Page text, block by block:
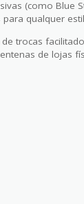
(como Blue
qualquer
trocas
de lojas